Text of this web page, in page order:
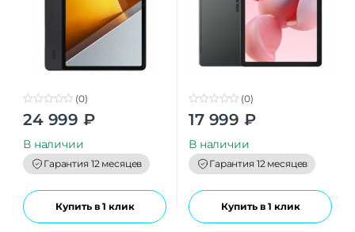
0
o
t
o
f
5
(0)
24 999 ₽
В наличии
Гарантия 12 месяцев
Купить в 1 клик
0
t
o
f
5
(0)
17 999 ₽
В наличии
Гарантия 12 месяцев
Купить в 1 клик